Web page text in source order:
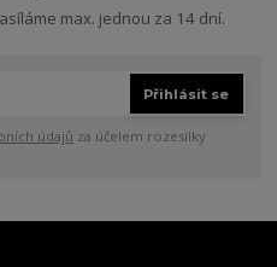
max. jednou za 14 dní.
Přihlásit se
údajů za účelem rozesílky